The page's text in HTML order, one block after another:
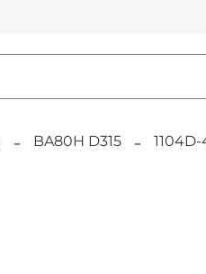
BA80H D315 1104D-